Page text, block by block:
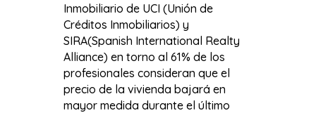
Inmobiliario de UCI (Unión de
Créditos Inmobiliarios) y
SIRA(Spanish International Realty
Alliance) en torno al 61% de los
profesionales consideran que el
precio de la vivienda bajará en
mayor medida durante el último